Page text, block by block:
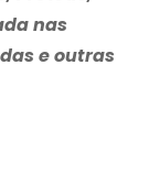
nas
e outras